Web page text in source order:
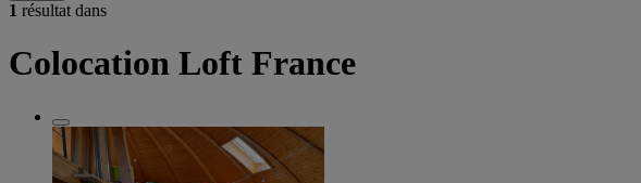
1 résultat dans
Colocation Loft France